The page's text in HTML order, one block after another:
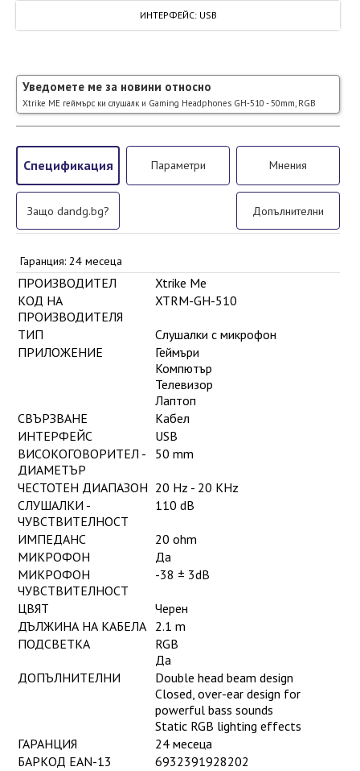
ИНТЕРФЕЙС: USB
Уведомете ме за новини относно
Xtrike ME геймърс ки слушалк и Gaming Headphones GH-510 - 50mm, RGB
Спецификация Параметри Мнения
Защо dandg.bg? Допълнителни
Гаранция: 24 месеца
ПРОИЗВОДИТЕЛ
Xtrike Me
КОД НА
ПРОИЗВОДИТЕЛЯ
XTRM-GH-510
ТИП
Слушалки с микрофон
ПРИЛОЖЕНИЕ
Геймъри
Компютър
Телевизор
Лаптоп
СВЪРЗВАНЕ
Кабел
ИНТЕРФЕЙС
USB
ВИСОКОГОВОРИТЕЛ -
ДИАМЕТЪР
50 mm
ЧЕСТОТЕН ДИАПАЗОН 20 Hz - 20 KHz
СЛУШАЛКИ -
ЧУВСТВИТЕЛНОСТ
110 dB
ИМПЕДАНС
20 ohm
МИКРОФОН
Да
МИКРОФОН
ЧУВСТВИТЕЛНОСТ
-38 ± 3dB
ЦВЯТ
Черен
ДЪЛЖИНА НА КАБЕЛА 2.1 m
ПОДСВЕТКА
RGB
Да
ДОПЪЛНИТЕЛНИ
Double head beam design
Closed, over-ear design for
powerful bass sounds
Static RGB lighting effects
ГАРАНЦИЯ
24 месеца
БАРКОД EAN-13
6932391928202